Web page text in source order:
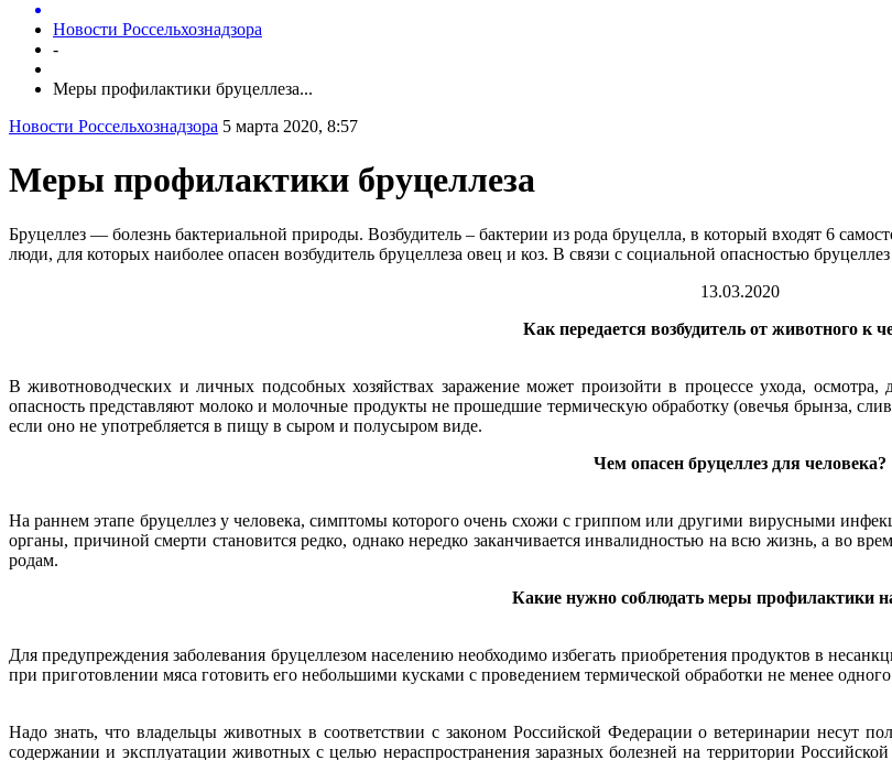
Новости Россельхознадзора
-
Меры профилактики бруцеллеза...
Новости Россельхознадзора 5 марта 2020, 8:57
Меры профилактики бруцеллеза
Бруцеллез — болезнь бактериальной природы. Возбудитель – бактерии из рода бруцелла, в который входят 6
люди, для которых наиболее опасен возбудитель бруцеллеза овец и коз. В связи с социальной опасностью
13.03.2020
Как передается возбудитель от животного к
В животноводческих и личных подсобных хозяйствах заражение может произойти в процессе ухода,
опасность представляют молоко и молочные продукты не прошедшие термическую обработку (овечья брынза,
если оно не употребляется в пищу в сыром и полусыром виде.
Чем опасен бруцеллез для человека?
На раннем этапе бруцеллез у человека, симптомы которого очень схожи с гриппом или другими вирусными
органы, причиной смерти становится редко, однако нередко заканчивается инвалидностью на всю жизнь, а во
родам.
Какие нужно соблюдать меры профилактики
Для предупреждения заболевания бруцеллезом населению необходимо избегать приобретения продуктов в
при приготовлении мяса готовить его небольшими кусками с проведением термической обработки не менее одного
Надо знать, что владельцы животных в соответствии с законом Российской Федерации о ветеринарии несут
содержании и эксплуатации животных с целью нераспространения заразных болезней на территории